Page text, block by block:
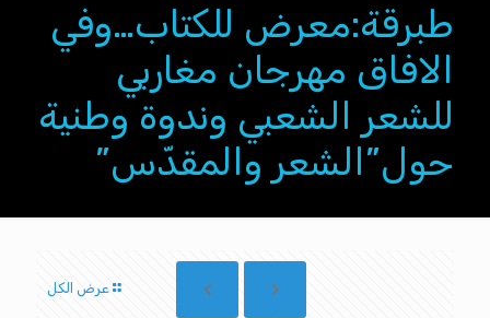
طبرقة:معرض للكتاب…وفي
الافاق مهرجان مغاربي
للشعر الشعبي وندوة وطنية
حول”الشعر والمقدّس”
عرض الكل